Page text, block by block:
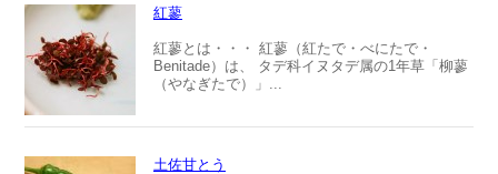
紅蓼
紅蓼とは・・・ 紅蓼（紅たで・べにたで・
Benitade）は、 タデ科イヌタデ属の1年草「柳蓼
（やなぎたで）」...
土佐甘とう